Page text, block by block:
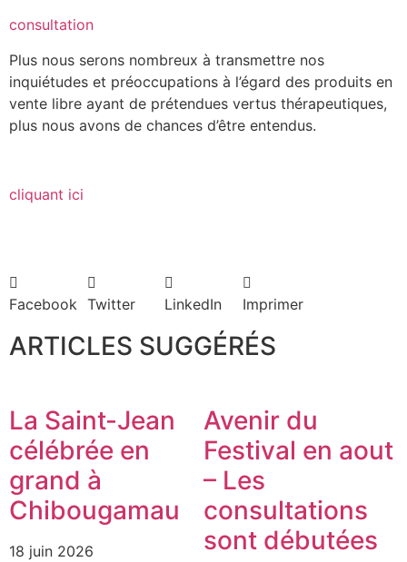
consultation
Plus nous serons nombreux à transmettre nos
inquiétudes et préoccupations à l’égard des produits en
vente libre ayant de prétendues vertus thérapeutiques,
plus nous avons de chances d’être entendus.
cliquant ici
Facebook Twitter LinkedIn Imprimer
ARTICLES SUGGÉRÉS
La Saint-Jean
célébrée en
grand à
Chibougamau
18 juin 2026
Avenir du
Festival en aout
– Les
consultations
sont débutées